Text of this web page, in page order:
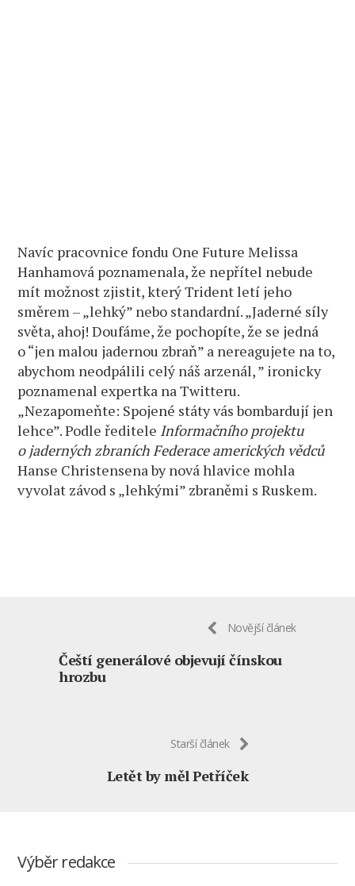
Navíc pracovnice fondu One Future Melissa
Hanhamová poznamenala, že nepřítel nebude
mít možnost zjistit, který Trident letí jeho
směrem – „lehký” nebo standardní. „Jaderné síly
světa, ahoj! Doufáme, že pochopíte, že se jedná
o “jen malou jadernou zbraň” a nereagujete na to,
abychom neodpálili celý náš arzenál, ” ironicky
poznamenal expertka na Twitteru.
„Nezapomeňte: Spojené státy vás bombardují jen
lehce”. Podle ředitele Informačního projektu
o jaderných zbraních Federace amerických vědců
Hanse Christensena by nová hlavice mohla
vyvolat závod s „lehkými” zbraněmi s Ruskem.
Novější článek
Čeští generálové objevují čínskou
hrozbu
Starší článek
Letět by měl Petříček
Výběr redakce